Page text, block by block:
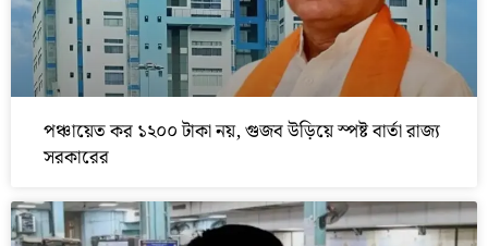
পঞ্চায়েত কর ১২০০ টাকা নয়, গুজব উড়িয়ে স্পষ্ট বার্তা রাজ্য
সরকারের